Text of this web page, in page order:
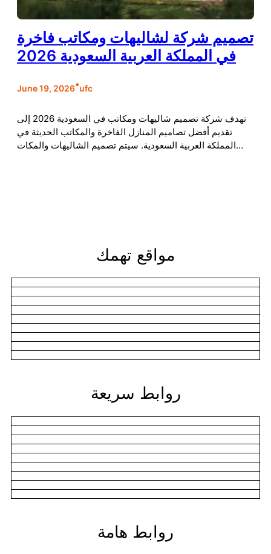
تصميم شركة لشاليهات ومكاتب فاخرة
في المملكة العربية السعودية 2026
June 19, 2026•ufc
تهدف شركة تصميم شاليهات ومكاتب في السعودية 2026 إلى
تقديم أفضل تصاميم المنازل الفاخرة والمكاتب الحديثة في
المملكة العربية السعودية. سيتم تصميم الشاليهات والمكات…
مواقع تهمك
روابط سريعة
روابط هامة